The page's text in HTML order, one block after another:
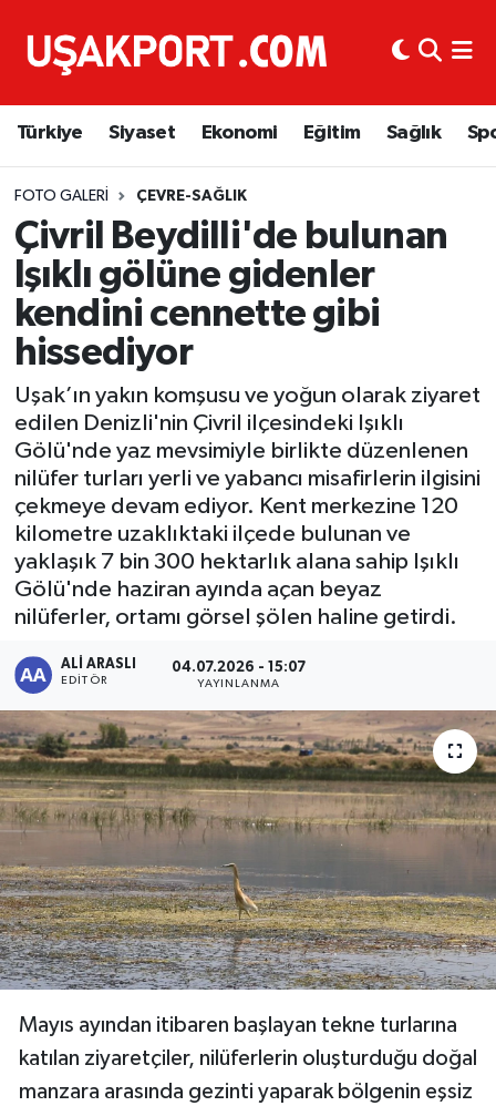
Türkiye Siyaset Ekonomi Eğitim Sağlık
FOTO GALERI ÇEVRE-SAĞLIK
Çivril Beydilli'de bulunan
Işıklı gölüne gidenler
kendini cennette gibi
hissediyor
Uşak’ın yakın komşusu ve yoğun olarak ziyaret
edilen Denizli'nin Çivril ilçesindeki Işıklı
Gölü'nde yaz mevsimiyle birlikte düzenlenen
nilüfer turları yerli ve yabancı misafirlerin ilgisini
çekmeye devam ediyor. Kent merkezine 120
kilometre uzaklıktaki ilçede bulunan ve
yaklaşık 7 bin 300 hektarlık alana sahip Işıklı
Gölü'nde haziran ayında açan beyaz
nilüferler, ortamı görsel şölen haline getirdi.
ALI ARASLI
EDITÖR
04.07.2026 - 15:07
YAYINLANMA
Mayıs ayından itibaren başlayan tekne turlarına
katılan ziyaretçiler, nilüferlerin oluşturduğu doğal
manzara arasında gezinti yaparak bölgenin eşsiz
Siyaset
Ekonomi
Eğitim
Sağlık
Spor
İstanbul Hava Durumu
İstanbul Trafik Yoğunluk Haritası
Süper Lig Puan Durumu ve Fikstür
Tüm Manşetler
Son Dakika Haberleri
Haber Arşivi